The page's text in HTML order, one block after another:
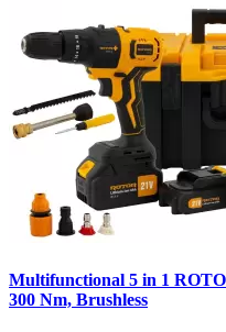
Multifunctional 5 in 1
300 Nm, Brushless